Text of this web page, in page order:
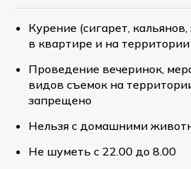
Курение (сигарет, кальянов,
в квартире и на
Проведение вечеринок,
видов съемок на
запрещено
Нельзя с домашними
Не шуметь с 22.00 до 8.00